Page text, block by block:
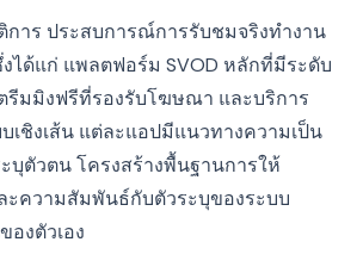
าร ประสบการณ์การรับชมจริงทำงาน
ได้แก่ แพลตฟอร์ม SVOD หลักที่มีระดับ
มมิงฟรีที่รองรับโฆษณา และบริการ
ชิงเส้น แต่ละแอปมีแนวทางความเป็น
บุตัวตน โครงสร้างพื้นฐานการให้
ความสัมพันธ์กับตัวระบุของระบบ
งตัวเอง